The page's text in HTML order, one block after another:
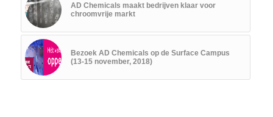
AD Chemicals maakt bedrijven klaar voor
chroomvrije markt
Bezoek AD Chemicals op de Surface Campus
(13-15 november, 2018)